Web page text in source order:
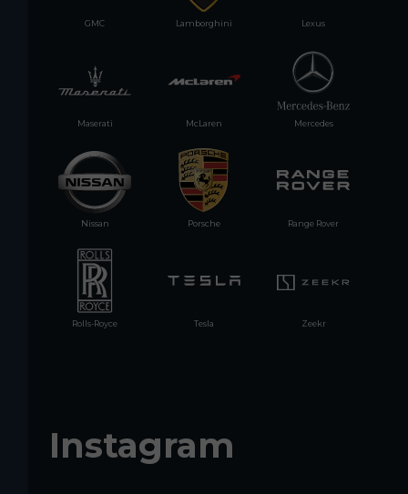
Zeekr
GMC
Porsche Range Rover
Tesla
Nissan
Rolls-Royce
Mercedes
McLaren
Maserati
Lexus
Lamborghini
Instagram